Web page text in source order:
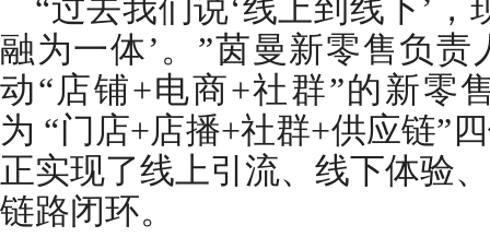
“过去我们说‘线上到线下’
融为一体’。”茵曼新零售负责
动“店铺+电商+社群”的新零
为 “门店+店播+社群+供应链”
正实现了线上引流、线下体验
链路闭环。